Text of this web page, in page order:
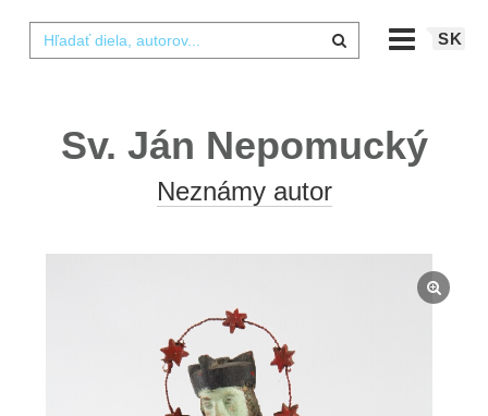
SK
Sv. Ján Nepomucký
Neznámy autor